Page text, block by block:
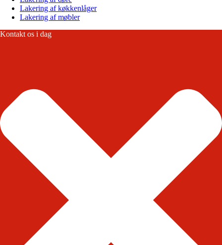
Lakering af køkkenlåger
Lakering af møbler
Kontakt os i dag